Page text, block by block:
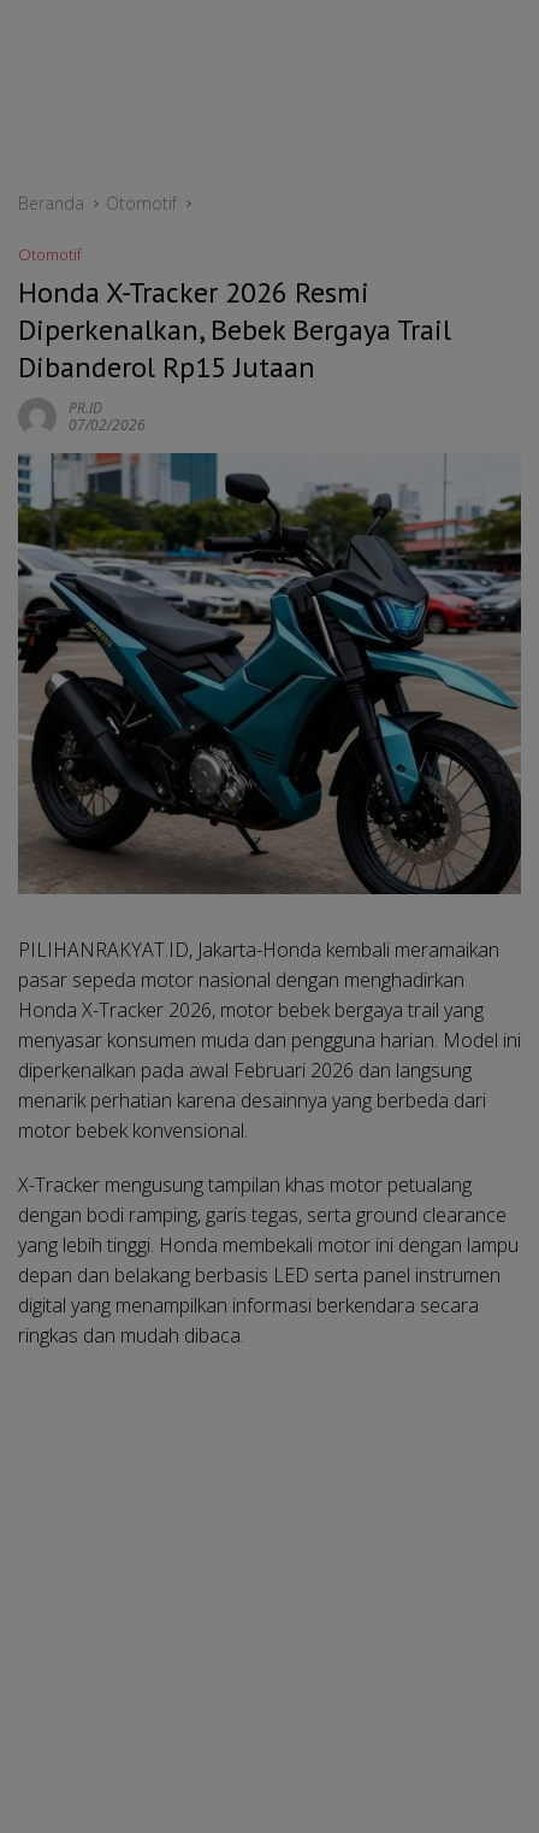
Beranda Otomotif
Otomotif
Honda X-Tracker 2026 Resmi
Diperkenalkan, Bebek Bergaya Trail
Dibanderol Rp15 Jutaan
PR.ID
07/02/2026
PILIHANRAKYAT.ID, Jakarta-Honda kembali meramaikan
pasar sepeda motor nasional dengan menghadirkan
Honda X-Tracker 2026, motor bebek bergaya trail yang
menyasar konsumen muda dan pengguna harian. Model ini
diperkenalkan pada awal Februari 2026 dan langsung
menarik perhatian karena desainnya yang berbeda dari
motor bebek konvensional.
X-Tracker mengusung tampilan khas motor petualang
dengan bodi ramping, garis tegas, serta ground clearance
yang lebih tinggi. Honda membekali motor ini dengan lampu
depan dan belakang berbasis LED serta panel instrumen
digital yang menampilkan informasi berkendara secara
ringkas dan mudah dibaca.